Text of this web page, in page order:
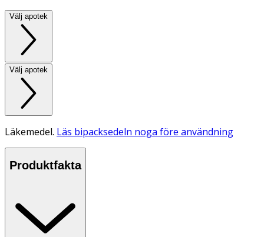
Välj apotek
Välj apotek
Läkemedel. Läs bipacksedeln noga före användning
Produktfakta